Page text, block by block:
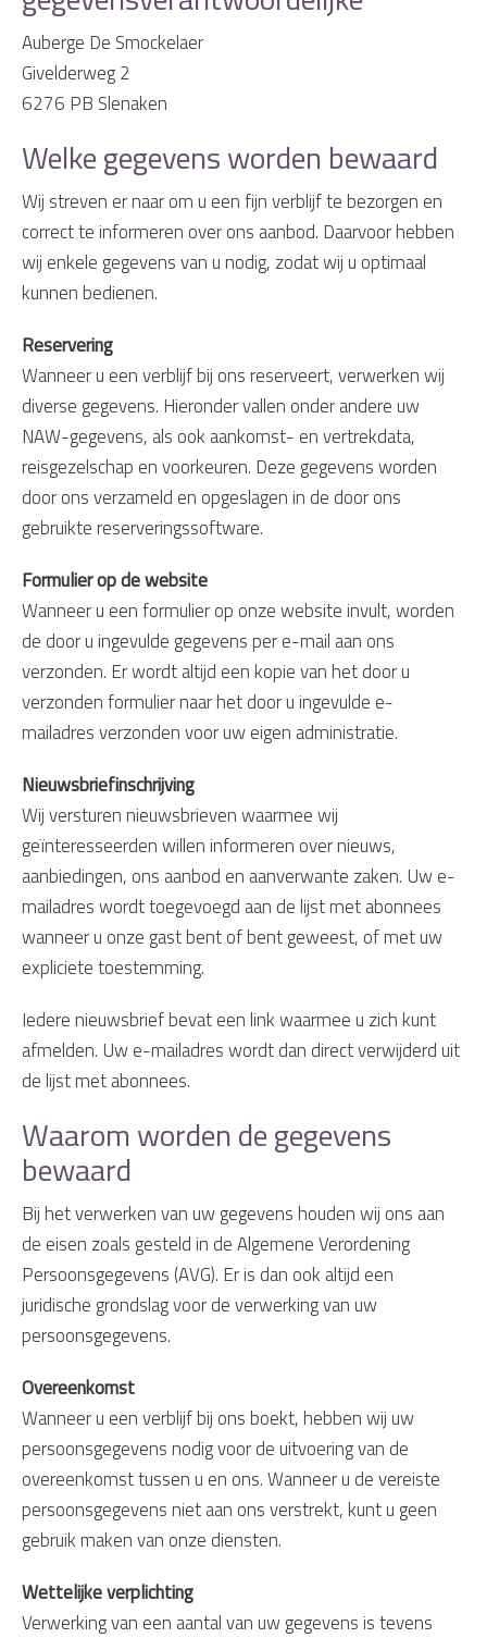
Auberge De Smockelaer
Givelderweg 2
6276 PB Slenaken
Welke gegevens worden bewaard
Wij streven er naar om u een fijn verblijf te bezorgen en
correct te informeren over ons aanbod. Daarvoor hebben
wij enkele gegevens van u nodig, zodat wij u optimaal
kunnen bedienen.
Reservering
Wanneer u een verblijf bij ons reserveert, verwerken wij
diverse gegevens. Hieronder vallen onder andere uw
NAW-gegevens, als ook aankomst- en vertrekdata,
reisgezelschap en voorkeuren. Deze gegevens worden
door ons verzameld en opgeslagen in de door ons
gebruikte reserveringssoftware.
Formulier op de website
Wanneer u een formulier op onze website invult, worden
de door u ingevulde gegevens per e-mail aan ons
verzonden. Er wordt altijd een kopie van het door u
verzonden formulier naar het door u ingevulde e-
mailadres verzonden voor uw eigen administratie.
Nieuwsbriefinschrijving
Wij versturen nieuwsbrieven waarmee wij
geïnteresseerden willen informeren over nieuws,
aanbiedingen, ons aanbod en aanverwante zaken. Uw e-
mailadres wordt toegevoegd aan de lijst met abonnees
wanneer u onze gast bent of bent geweest, of met uw
expliciete toestemming.
Iedere nieuwsbrief bevat een link waarmee u zich kunt
afmelden. Uw e-mailadres wordt dan direct verwijderd uit
de lijst met abonnees.
Waarom worden de gegevens
bewaard
Bij het verwerken van uw gegevens houden wij ons aan
de eisen zoals gesteld in de Algemene Verordening
Persoonsgegevens (AVG). Er is dan ook altijd een
juridische grondslag voor de verwerking van uw
persoonsgegevens.
Overeenkomst
Wanneer u een verblijf bij ons boekt, hebben wij uw
persoonsgegevens nodig voor de uitvoering van de
overeenkomst tussen u en ons. Wanneer u de vereiste
persoonsgegevens niet aan ons verstrekt, kunt u geen
gebruik maken van onze diensten.
Wettelijke verplichting
Verwerking van een aantal van uw gegevens is tevens